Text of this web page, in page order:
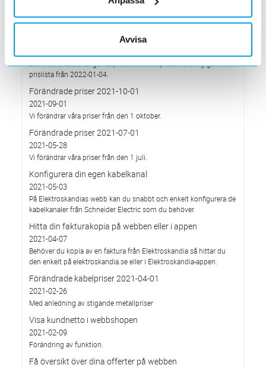
Avvisa
Elektroskandia Sverige AB prisbilden och presenterar ny gällande
prislista från 2022-01-04.
Förändrade priser 2021-10-01
2021-09-01
Vi förändrar våra priser från den 1 oktober.
Förändrade priser 2021-07-01
2021-05-28
Vi förändrar våra priser från den 1 juli.
Konfigurera din egen kabelkanal
2021-05-03
På Elektroskandias webb kan du snabbt och enkelt konfigurera de
kabelkanaler från Schneider Electric som du behöver.
Hitta din fakturakopia på webben eller i appen
2021-04-07
Behöver du kopia av en faktura från Elektroskandia så hittar du
den enkelt på elektroskandia.se eller i Elektro­skandia-appen.
Förändrade kabelpriser 2021-04-01
2021-02-26
Med anledning av stigande metallpriser
Visa kundnetto i webbshopen
2021-02-09
Förändring av funktion.
Få översikt över dina offerter på webben